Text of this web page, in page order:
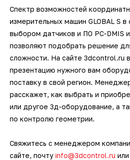
Спектр возможностей
измерительных машин GLOBAL S
выбором датчиков и ПО PC-DMIS
позволяют подобрать решение
сложности. На сайте 3dcontrol.ru
презентацию нужного вам
поставку в свой регион.
расскажет, как выбрать и
или другое 3д-оборудование, а
по контролю геометрии.
Свяжитесь с менеджером
сайте, почту info@3dcontrol.ru